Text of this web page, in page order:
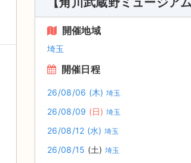
開催地域
埼玉
開催日程
26/08/06 (木) 埼玉
26/08/09 (日) 埼玉
26/08/12 (水) 埼玉
26/08/15 (土) 埼玉